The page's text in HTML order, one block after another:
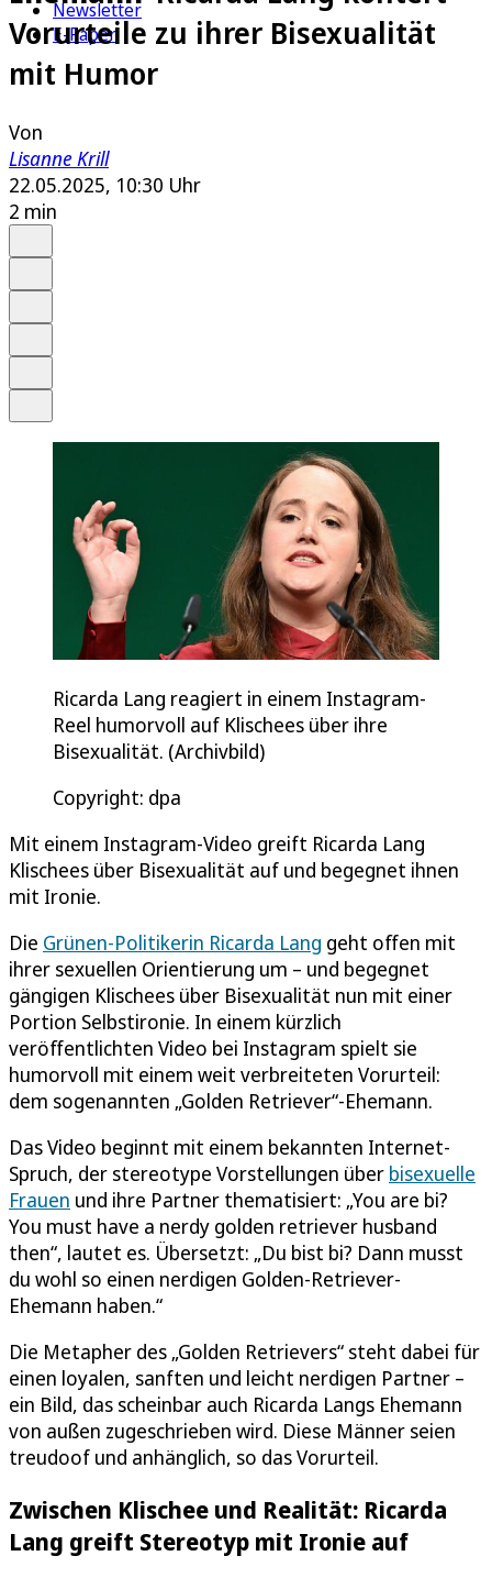
Newsletter
E-Paper
Vorurteile zu ihrer Bisexualität
mit Humor
Von
Lisanne Krill
22.05.2025, 10:30 Uhr
2 min
Ricarda Lang reagiert in einem Instagram-
Reel humorvoll auf Klischees über ihre
Bisexualität. (Archivbild)
Copyright: dpa
Mit einem Instagram-Video greift Ricarda Lang
Klischees über Bisexualität auf und begegnet ihnen
mit Ironie.
Die Grünen-Politikerin Ricarda Lang geht offen mit
ihrer sexuellen Orientierung um – und begegnet
gängigen Klischees über Bisexualität nun mit einer
Portion Selbstironie. In einem kürzlich
veröffentlichten Video bei Instagram spielt sie
humorvoll mit einem weit verbreiteten Vorurteil:
dem sogenannten „Golden Retriever“-Ehemann.
Das Video beginnt mit einem bekannten Internet-
Spruch, der stereotype Vorstellungen über bisexuelle
Frauen und ihre Partner thematisiert: „You are bi?
You must have a nerdy golden retriever husband
then“, lautet es. Übersetzt: „Du bist bi? Dann musst
du wohl so einen nerdigen Golden-Retriever-
Ehemann haben.“
Die Metapher des „Golden Retrievers“ steht dabei für
einen loyalen, sanften und leicht nerdigen Partner –
ein Bild, das scheinbar auch Ricarda Langs Ehemann
von außen zugeschrieben wird. Diese Männer seien
treudoof und anhänglich, so das Vorurteil.
Zwischen Klischee und Realität: Ricarda
Lang greift Stereotyp mit Ironie auf